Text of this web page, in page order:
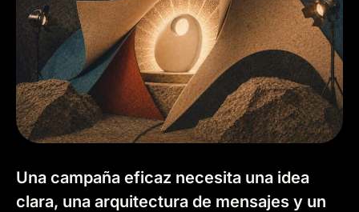
Una campaña eficaz necesita una idea
clara, una arquitectura de mensajes y un